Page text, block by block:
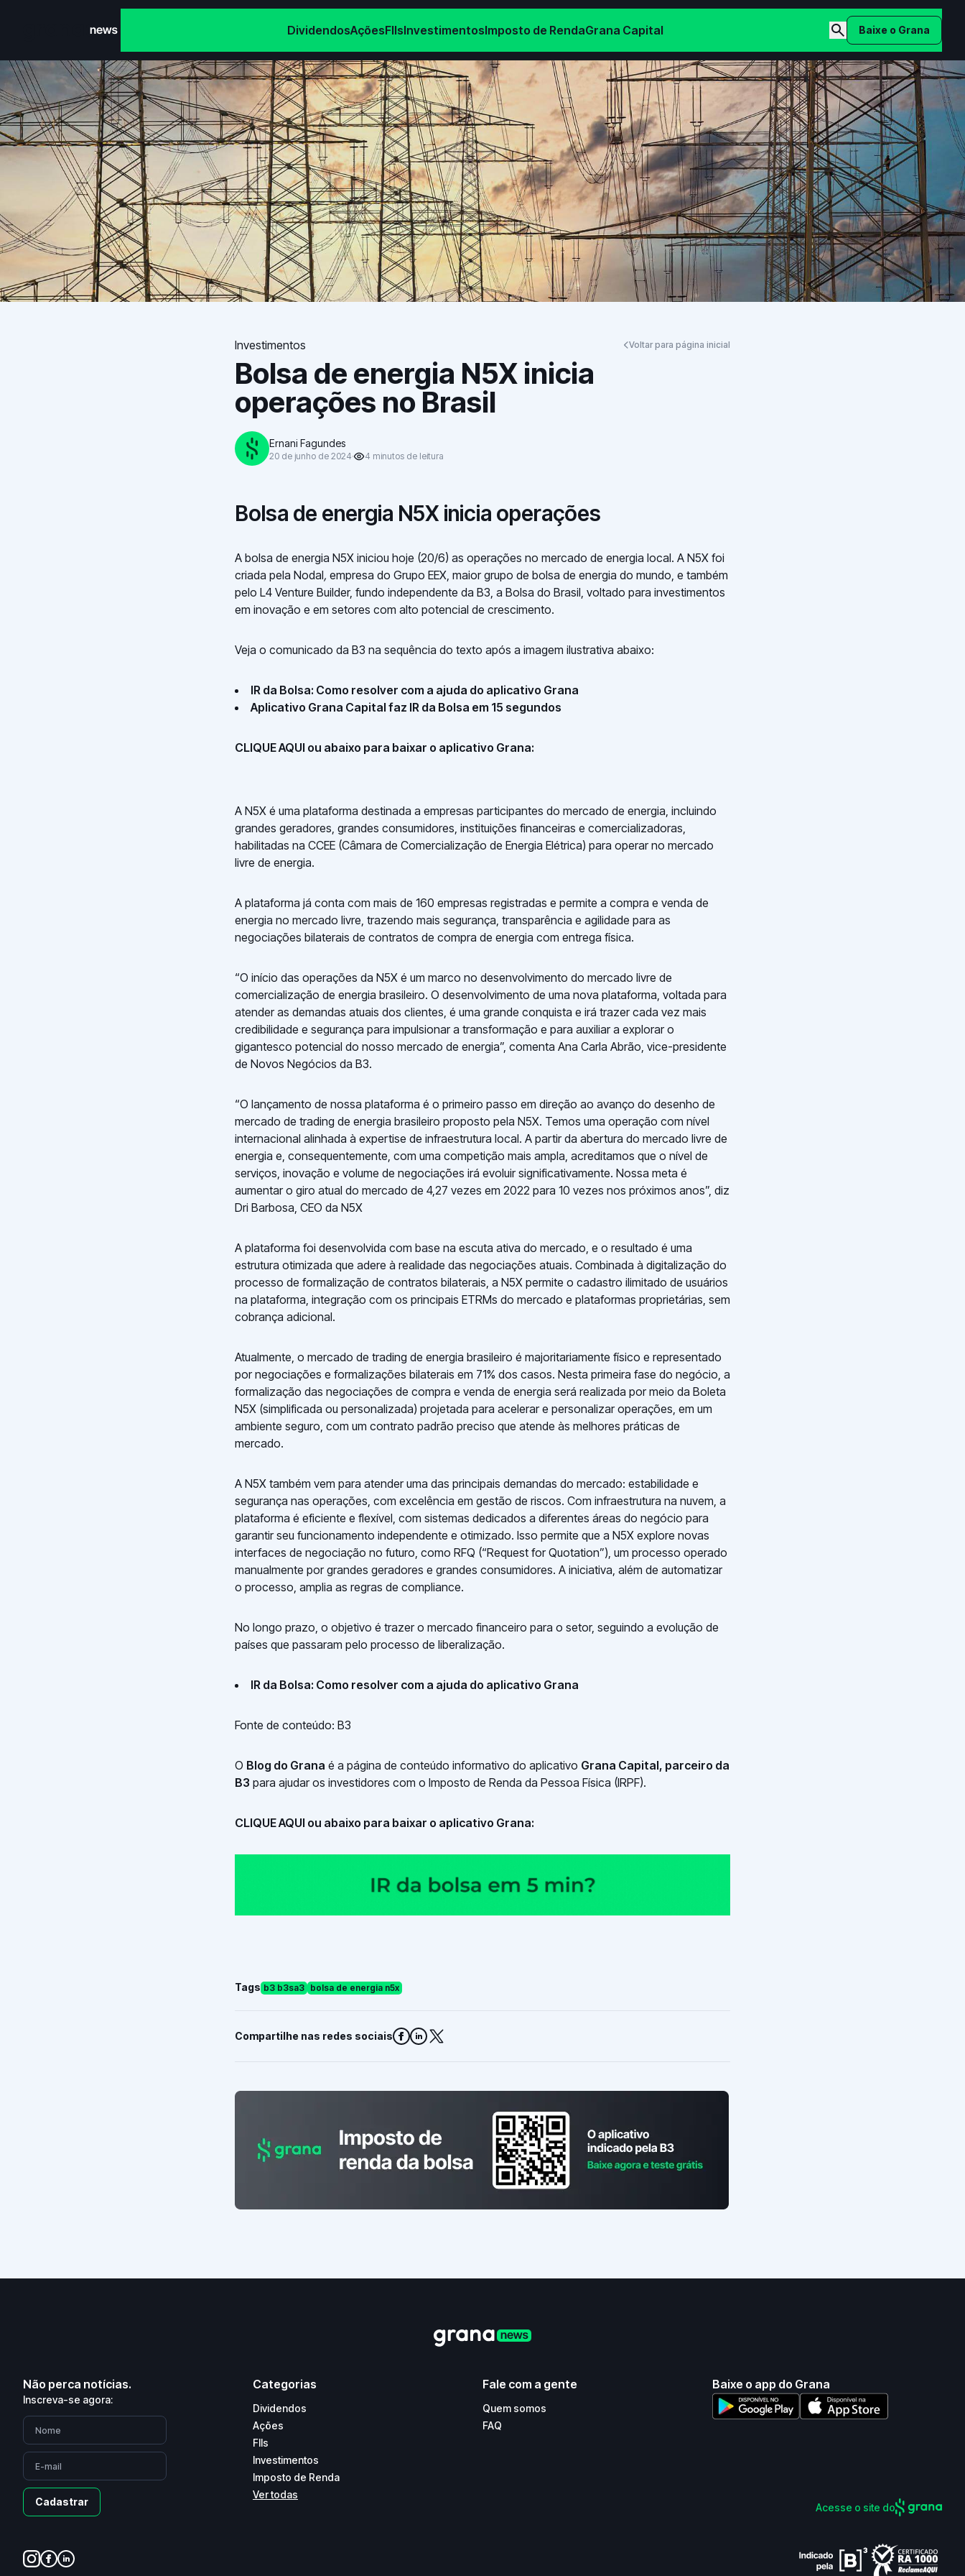
DividendosAçõesFIIsInvestimentosImposto de RendaGrana Capital Baixe o Grana
Investimentos Voltar para página inicial
Bolsa de energia N5X inicia
operações no Brasil
Ernani Fagundes
20 de junho de 2024 4 minutos de leitura
Bolsa de energia N5X inicia operações
A bolsa de energia N5X iniciou hoje (20/6) as operações no mercado de energia local. A N5X foi
criada pela Nodal, empresa do Grupo EEX, maior grupo de bolsa de energia do mundo, e também
pelo L4 Venture Builder, fundo independente da B3, a Bolsa do Brasil, voltado para investimentos
em inovação e em setores com alto potencial de crescimento.
Veja o comunicado da B3 na sequência do texto após a imagem ilustrativa abaixo:
IR da Bolsa: Como resolver com a ajuda do aplicativo Grana
Aplicativo Grana Capital faz IR da Bolsa em 15 segundos
CLIQUE AQUI ou abaixo para baixar o aplicativo Grana:
A N5X é uma plataforma destinada a empresas participantes do mercado de energia, incluindo
grandes geradores, grandes consumidores, instituições financeiras e comercializadoras,
habilitadas na CCEE (Câmara de Comercialização de Energia Elétrica) para operar no mercado
livre de energia.
A plataforma já conta com mais de 160 empresas registradas e permite a compra e venda de
energia no mercado livre, trazendo mais segurança, transparência e agilidade para as
negociações bilaterais de contratos de compra de energia com entrega física.
“O início das operações da N5X é um marco no desenvolvimento do mercado livre de
comercialização de energia brasileiro. O desenvolvimento de uma nova plataforma, voltada para
atender as demandas atuais dos clientes, é uma grande conquista e irá trazer cada vez mais
credibilidade e segurança para impulsionar a transformação e para auxiliar a explorar o
gigantesco potencial do nosso mercado de energia”, comenta Ana Carla Abrão, vice-presidente
de Novos Negócios da B3.
“O lançamento de nossa plataforma é o primeiro passo em direção ao avanço do desenho de
mercado de trading de energia brasileiro proposto pela N5X. Temos uma operação com nível
internacional alinhada à expertise de infraestrutura local. A partir da abertura do mercado livre de
energia e, consequentemente, com uma competição mais ampla, acreditamos que o nível de
serviços, inovação e volume de negociações irá evoluir significativamente. Nossa meta é
aumentar o giro atual do mercado de 4,27 vezes em 2022 para 10 vezes nos próximos anos”, diz
Dri Barbosa, CEO da N5X
A plataforma foi desenvolvida com base na escuta ativa do mercado, e o resultado é uma
estrutura otimizada que adere à realidade das negociações atuais. Combinada à digitalização do
processo de formalização de contratos bilaterais, a N5X permite o cadastro ilimitado de usuários
na plataforma, integração com os principais ETRMs do mercado e plataformas proprietárias, sem
cobrança adicional.
Atualmente, o mercado de trading de energia brasileiro é majoritariamente físico e representado
por negociações e formalizações bilaterais em 71% dos casos. Nesta primeira fase do negócio, a
formalização das negociações de compra e venda de energia será realizada por meio da Boleta
N5X (simplificada ou personalizada) projetada para acelerar e personalizar operações, em um
ambiente seguro, com um contrato padrão preciso que atende às melhores práticas de
mercado.
A N5X também vem para atender uma das principais demandas do mercado: estabilidade e
segurança nas operações, com excelência em gestão de riscos. Com infraestrutura na nuvem, a
plataforma é eficiente e flexível, com sistemas dedicados a diferentes áreas do negócio para
garantir seu funcionamento independente e otimizado. Isso permite que a N5X explore novas
interfaces de negociação no futuro, como RFQ (“Request for Quotation”), um processo operado
manualmente por grandes geradores e grandes consumidores. A iniciativa, além de automatizar
o processo, amplia as regras de compliance.
No longo prazo, o objetivo é trazer o mercado financeiro para o setor, seguindo a evolução de
países que passaram pelo processo de liberalização.
IR da Bolsa: Como resolver com a ajuda do aplicativo Grana
Fonte de conteúdo: B3
O Blog do Grana é a página de conteúdo informativo do aplicativo Grana Capital, parceiro da
B3 para ajudar os investidores com o Imposto de Renda da Pessoa Física (IRPF).
CLIQUE AQUI ou abaixo para baixar o aplicativo Grana:
Tags b3 b3sa3 bolsa de energia n5x
Compartilhe nas redes sociais
Não perca notícias.
Inscreva-se agora:
Cadastrar
Categorias
Dividendos
Ações
FIIs
Investimentos
Imposto de Renda
Ver todas
Fale com a gente
Quem somos
FAQ
Baixe o app do Grana
Acesse o site do